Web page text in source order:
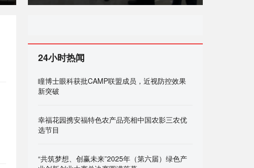
的关键合同
球发布会即将启幕
24小时热闻
瞳博士眼科获批CAMP联盟成员，近视防控效果
新突破
幸福花园携安福特色农产品亮相中国农影三农优
选节目
“共筑梦想、创赢未来”2025年（第六届）绿色产